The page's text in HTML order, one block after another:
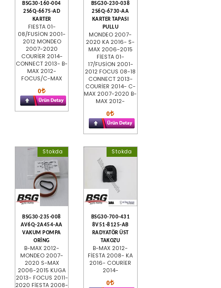
BSG30-160-004
2S6Q-6675-AD
KARTER
FIESTA 01-
08/FUSİON 2001-
2012 MONDEO
2007-2020
COURİER 2014-
CONNECT 2013- B-
MAX 2012-
FOCUS/C-MAX
0
BSG30-230-038
2S6Q-6730-AA
KARTER TAPASI
PULLU
MONDEO 2007-
2020 KA 2016- S-
MAX 2006-2015
FİESTA 01-
17/FUSİON 2001-
2012 FOCUS 08-18
CONNECT 2013-
COURİER 2014- C-
MAX 2007-2020 B-
MAX 2012-
0
Stokda
BSG30-235-008
AV6Q-2A454-AA
VAKUM POMPA
ORİNG
B-MAX 2012-
MONDEO 2007-
2020 S-MAX
2006-2015 KUGA
2013- FOCUS 2011-
2020 FİESTA 2008-
Stokda
BSG30-700-431
8V51-8125-AB
RADYATÖR ÜST
TAKOZU
B-MAX 2012-
FİESTA 2008- KA
2016- COURİER
2014-
0